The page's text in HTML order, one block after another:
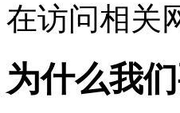
在访问相关
为什么我